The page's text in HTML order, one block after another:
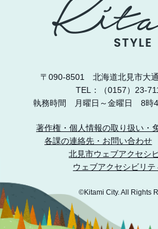
〒090-8501 北海道北見市大
TEL：（0157）23-
執務時間 月曜日～金曜日 8時
著作権・個人情報の取り扱い・
各課の連絡先・お問い合わせ
北見市ウェブアクセシ
ウェブアクセシビリ
©Kitami City. All Rights